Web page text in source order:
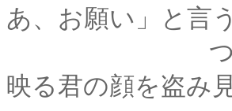
あ、お願い」と言う
つやつやの
映る君の顔を盗み